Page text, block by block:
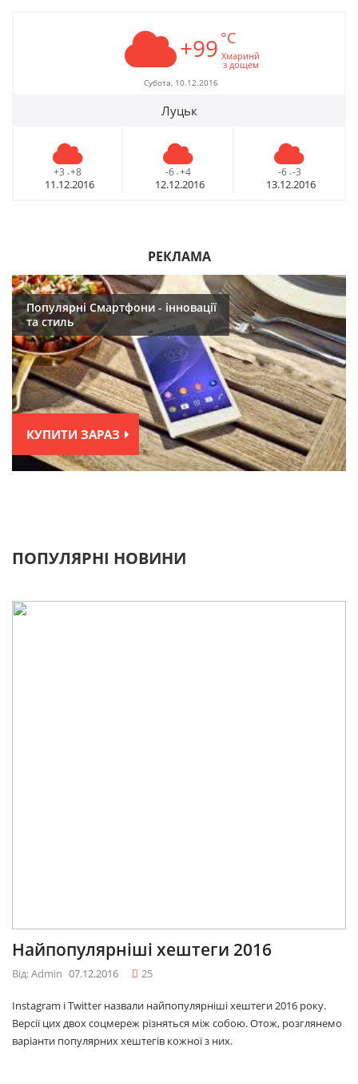
+99 °C
Хмаринй
з дощем
Субота, 10.12.2016
Луцьк
+3 - +8
11.12.2016
-6 - +4
12.12.2016
-6 - -3
13.12.2016
РЕКЛАМА
Популярні Смартфони - інновації
та стиль
КУПИТИ ЗАРАЗ
ПОПУЛЯРНІ НОВИНИ
Найпопулярніші хештеги 2016
Від: Admin 07.12.2016 25
Instagram і Twitter назвали найпопулярніші хештеги 2016 року.
Версії цих двох соцмереж різняться між собою. Отож, розглянемо
варіанти популярних хештегів кожної з них.